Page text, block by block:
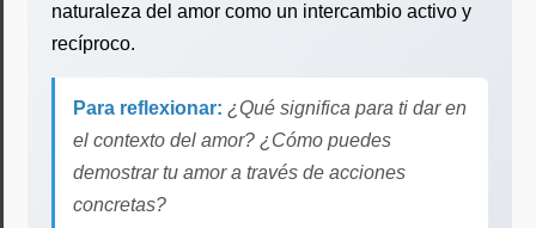
naturaleza del amor como un intercambio activo y
recíproco.
Para reflexionar: ¿Qué significa para ti dar en
el contexto del amor? ¿Cómo puedes
demostrar tu amor a través de acciones
concretas?